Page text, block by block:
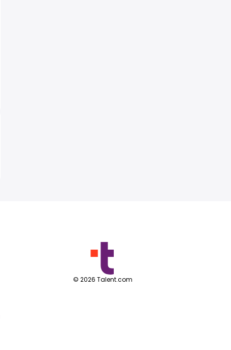
© 2026 Talent.com